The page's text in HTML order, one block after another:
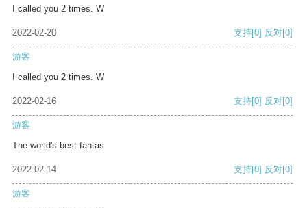
I called you 2 times. W
2022-02-20 支持[0] 反对[0]
游客
I called you 2 times. W
2022-02-16 支持[0] 反对[0]
游客
The world's best fantas
2022-02-14 支持[0] 反对[0]
游客